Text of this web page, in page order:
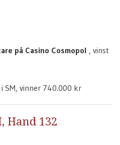
på Casino Cosmopol , vinst
SM, vinner 740.000 kr
Hand 132